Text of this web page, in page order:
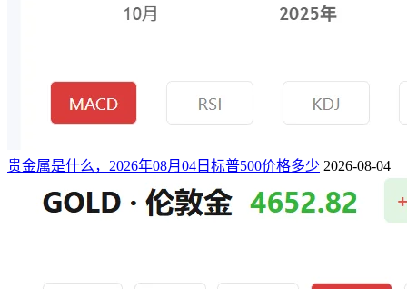
贵金属是什么，2026年08月04日标普500价格多少 2026-08-04